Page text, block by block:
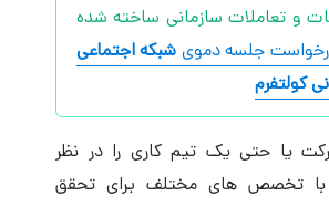
و تعاملات سازمانی ساخته شده
جلسه دموی شبکه اجتماعی
کولتفرم
یا حتی یک تیم کاری را در نظر
با تخصص های مختلف برای تحقق